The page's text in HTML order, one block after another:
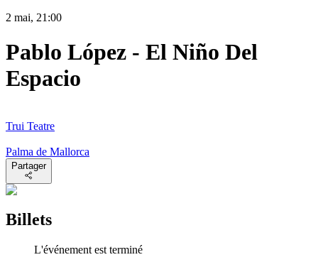
2 mai, 21:00
Pablo López - El Niño Del
Espacio
Trui Teatre
Palma de Mallorca
Partager
Billets
L'événement est terminé